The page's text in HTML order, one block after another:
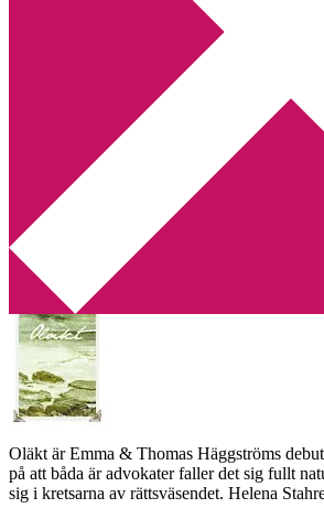
Utskriftscentralen
Min tv-blogg
You are here:Home Archives for advokat
Recension: Oläkt av Emma
Häggström
2014-06-04 byAnnika
Oläkt är Emma & Thomas Häggströms
på att båda är advokater faller det sig fullt
sig i kretsarna av rättsväsendet. Helena